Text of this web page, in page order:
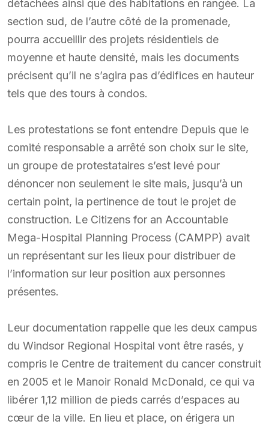
détachées ainsi que des habitations en rangée. La
section sud, de l’autre côté de la promenade,
pourra accueillir des projets résidentiels de
moyenne et haute densité, mais les documents
précisent qu’il ne s’agira pas d’édifices en hauteur
tels que des tours à condos.
Les protestations se font entendre Depuis que le
comité responsable a arrêté son choix sur le site,
un groupe de protestataires s’est levé pour
dénoncer non seulement le site mais, jusqu’à un
certain point, la pertinence de tout le projet de
construction. Le Citizens for an Accountable
Mega-Hospital Planning Process (CAMPP) avait
un représentant sur les lieux pour distribuer de
l’information sur leur position aux personnes
présentes.
Leur documentation rappelle que les deux campus
du Windsor Regional Hospital vont être rasés, y
compris le Centre de traitement du cancer construit
en 2005 et le Manoir Ronald McDonald, ce qui va
libérer 1,12 million de pieds carrés d’espaces au
cœur de la ville. En lieu et place, on érigera un